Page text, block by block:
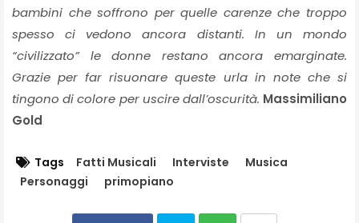
bambini che soffrono per quelle carenze che troppo
spesso ci vedono ancora distanti. In un mondo
“civilizzato” le donne restano ancora emarginate.
Grazie per far risuonare queste urla in note che si
tingono di colore per uscire dall’oscurità. Massimiliano
Gold
Tags Fatti Musicali Interviste
Musica
Personaggi
primopiano